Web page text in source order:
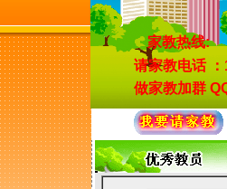
家教热线:
请家教电话
做家教加群